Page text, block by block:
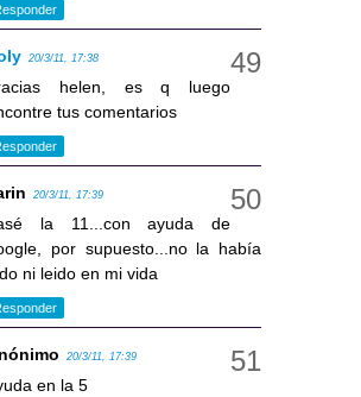
20/3/11, 17:38
helen, es q luego
tus comentarios
20/3/11, 17:39
la 11...con ayuda de
por supuesto...no la había
ni leido en mi vida
20/3/11, 17:39
en la 5